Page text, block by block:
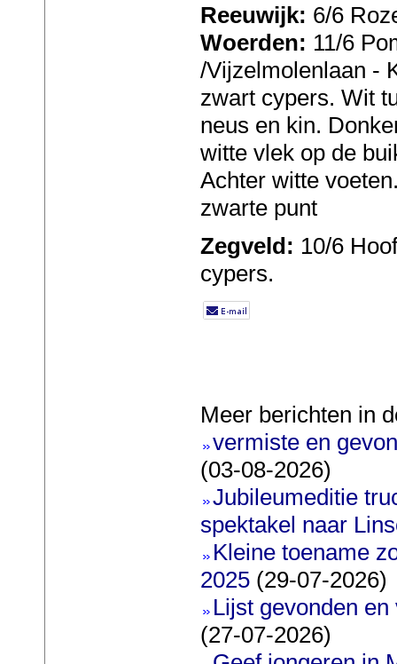
Reeuwijk: 6/6
Woerden: 11/6
/Vijzelmolenlaan -
zwart cypers. Wit
neus en kin.
witte vlek op de
Achter witte
zwarte punt
Zegveld: 10/6
cypers.
Meer berichten in
vermiste en
(03-08-2026)
Jubileumeditie
spektakel naar
Kleine toename
2025(29-07-2026)
Lijst gevonden
(27-07-2026)